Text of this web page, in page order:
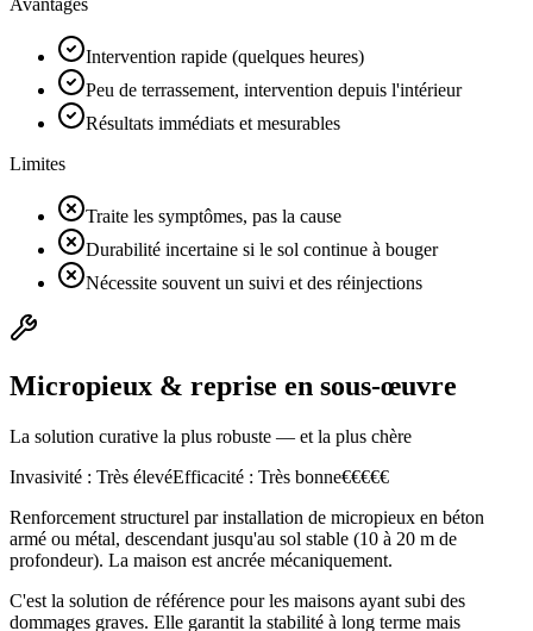
Avantages
Intervention rapide (quelques heures)
Peu de terrassement, intervention depuis l'intérieur
Résultats immédiats et mesurables
Limites
Traite les symptômes, pas la cause
Durabilité incertaine si le sol continue à bouger
Nécessite souvent un suivi et des réinjections
Micropieux & reprise en sous-œuvre
La solution curative la plus robuste — et la plus chère
Invasivité : Très élevéEfficacité : Très bonne€€€€€
Renforcement structurel par installation de micropieux en béton
armé ou métal, descendant jusqu'au sol stable (10 à 20 m de
profondeur). La maison est ancrée mécaniquement.
C'est la solution de référence pour les maisons ayant subi des
dommages graves. Elle garantit la stabilité à long terme mais